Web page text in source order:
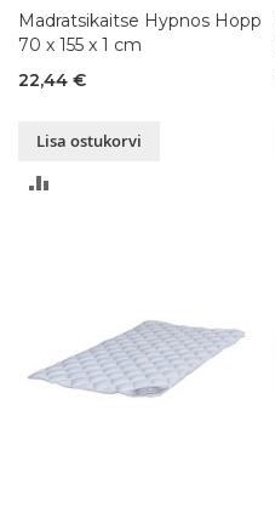
Madratsikaitse Hypnos Hopp
70 x 155 x 1 cm
22,44 €
Lisa ostukorvi